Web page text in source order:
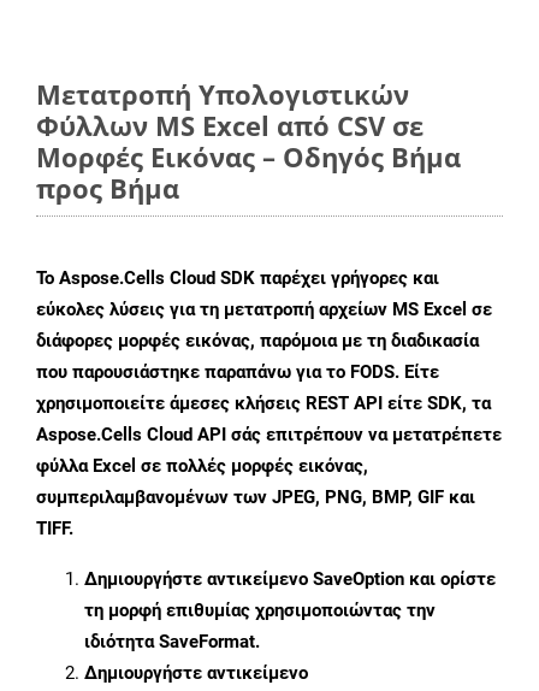
Μετατροπή Υπολογιστικών
Φύλλων MS Excel από CSV σε
Μορφές Εικόνας – Οδηγός Βήμα
προς Βήμα
Το Aspose.Cells Cloud SDK παρέχει γρήγορες και
εύκολες λύσεις για τη μετατροπή αρχείων MS Excel σε
διάφορες μορφές εικόνας, παρόμοια με τη διαδικασία
που παρουσιάστηκε παραπάνω για το FODS. Είτε
χρησιμοποιείτε άμεσες κλήσεις REST API είτε SDK, τα
Aspose.Cells Cloud API σάς επιτρέπουν να μετατρέπετε
φύλλα Excel σε πολλές μορφές εικόνας,
συμπεριλαμβανομένων των JPEG, PNG, BMP, GIF και
TIFF.
Δημιουργήστε αντικείμενο SaveOption και ορίστε
τη μορφή επιθυμίας χρησιμοποιώντας την
ιδιότηταSaveFormat.
Δημιουργήστε αντικείμενο